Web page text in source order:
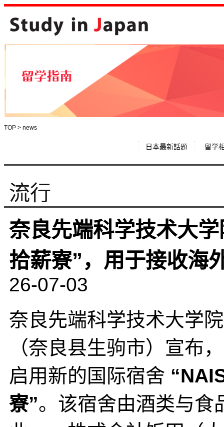
TOP > news
日本最新話題 留学
流行
奈良先端科学技术大
拾薪寮”，用于接收海
26-07-03
奈良先端科学技术大学
（奈良县生驹市）宣布
启用新的国际宿舍
寮”。该宿舍由酒类与食